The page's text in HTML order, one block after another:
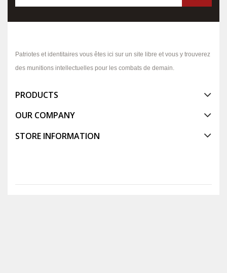
Patriotes et identitaires vous êtes ici sur un site libre et vous y trouverez
des munitions intellectuelles pour les combats de demain.
PRODUCTS
OUR COMPANY
STORE INFORMATION